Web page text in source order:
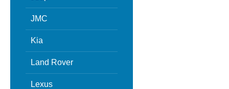
JMC
Kia
Land Rover
Lexus